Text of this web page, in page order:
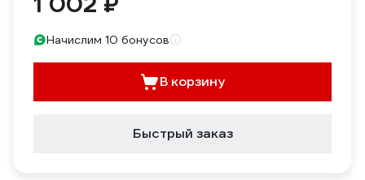
Начислим 10 бонусов
В корзину
Быстрый заказ